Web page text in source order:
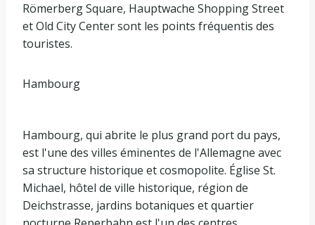
Römerberg Square, Hauptwache Shopping Street
et Old City Center sont les points fréquentis des
touristes.
Hambourg
Hambourg, qui abrite le plus grand port du pays,
est l'une des villes éminentes de l'Allemagne avec
sa structure historique et cosmopolite. Église St.
Michael, hôtel de ville historique, région de
Deichstrasse, jardins botaniques et quartier